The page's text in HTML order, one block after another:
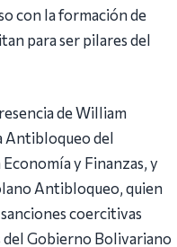
con la formación de
para ser pilares del
de William
Antibloqueo del
y Finanzas, y
Antibloqueo, quien
coercitivas
del Gobierno Bolivariano